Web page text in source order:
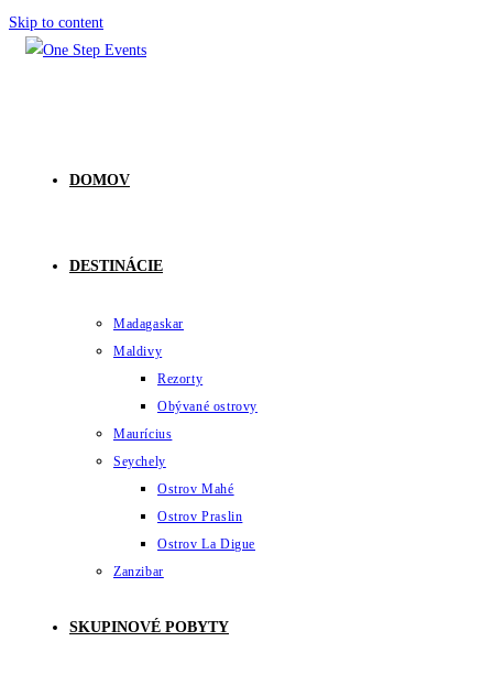
Skip to content
DOMOV
DESTINÁCIE
Madagaskar
Maldivy
Rezorty
Obývané ostrovy
Maurícius
Seychely
Ostrov Mahé
Ostrov Praslin
Ostrov La Digue
Zanzibar
SKUPINOVÉ POBYTY